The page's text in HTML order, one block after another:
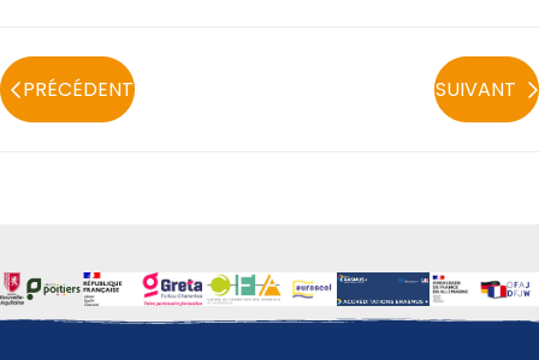
PRÉCÉDENT SUIVANT